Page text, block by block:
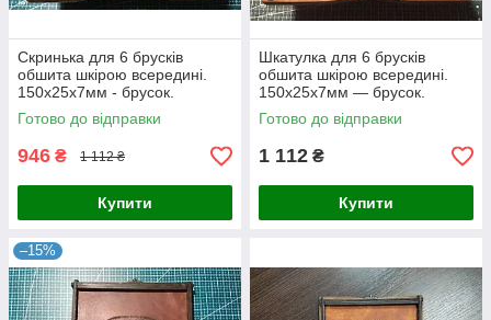
Скринька для 6 брусків
обшита шкірою всередині.
150х25х7мм - брусок.
Готово до відправки
946 ₴ 1 112 ₴
Купити
Шкатулка для 6 брусків
обшита шкірою всередині.
150х25х7мм — брусок.
Готово до відправки
1 112 ₴
Купити
–15%